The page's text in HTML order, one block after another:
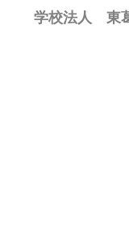
学校法人 東